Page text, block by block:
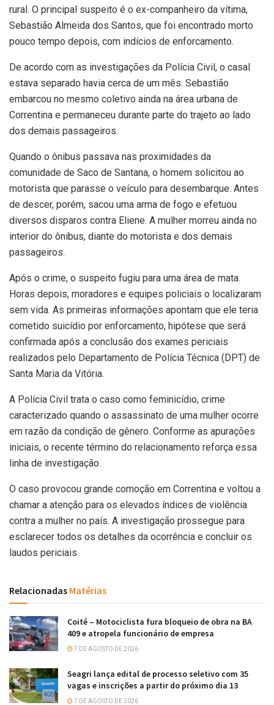
rural. O principal suspeito é o ex-companheiro da vítima,
Sebastião Almeida dos Santos, que foi encontrado morto
pouco tempo depois, com indícios de enforcamento.
De acordo com as investigações da Polícia Civil, o casal
estava separado havia cerca de um mês. Sebastião
embarcou no mesmo coletivo ainda na área urbana de
Correntina e permaneceu durante parte do trajeto ao lado
dos demais passageiros.
Quando o ônibus passava nas proximidades da
comunidade de Saco de Santana, o homem solicitou ao
motorista que parasse o veículo para desembarque. Antes
de descer, porém, sacou uma arma de fogo e efetuou
diversos disparos contra Eliene. A mulher morreu ainda no
interior do ônibus, diante do motorista e dos demais
passageiros.
Após o crime, o suspeito fugiu para uma área de mata.
Horas depois, moradores e equipes policiais o localizaram
sem vida. As primeiras informações apontam que ele teria
cometido suicídio por enforcamento, hipótese que será
confirmada após a conclusão dos exames periciais
realizados pelo Departamento de Polícia Técnica (DPT) de
Santa Maria da Vitória.
A Polícia Civil trata o caso como feminicídio, crime
caracterizado quando o assassinato de uma mulher ocorre
em razão da condição de gênero. Conforme as apurações
iniciais, o recente término do relacionamento reforça essa
linha de investigação.
O caso provocou grande comoção em Correntina e voltou a
chamar a atenção para os elevados índices de violência
contra a mulher no país. A investigação prossegue para
esclarecer todos os detalhes da ocorrência e concluir os
laudos periciais.
Relacionadas Matérias
Coité – Motociclista fura bloqueio de obra na BA
409 e atropela funcionário de empresa
7 DE AGOSTO DE 2026
Seagri lança edital de processo seletivo com 35
vagas e inscrições a partir do próximo dia 13
7 DE AGOSTO DE 2026